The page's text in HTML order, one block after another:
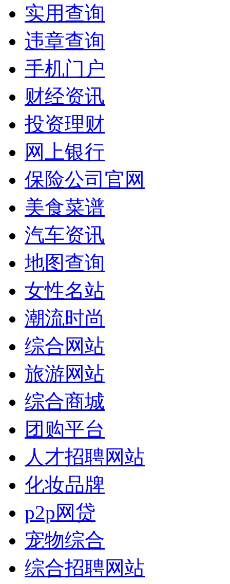
实用查询
违章查询
手机门户
财经资讯
投资理财
网上银行
保险公司官网
美食菜谱
汽车资讯
地图查询
女性名站
潮流时尚
综合网站
旅游网站
综合商城
团购平台
人才招聘网站
化妆品牌
p2p网贷
宠物综合
综合招聘网站